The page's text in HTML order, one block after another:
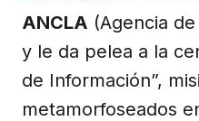
ANCLA (Agencia
y le da pelea a la
de Información”,
metamorfoseados